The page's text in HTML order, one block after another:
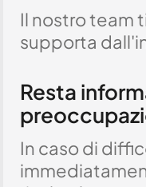
Il nostro team
supporta
Resta
In caso di